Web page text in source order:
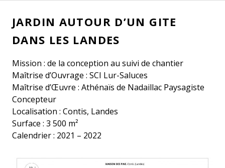
JARDIN AUTOUR D’UN GITE
DANS LES LANDES
Mission : de la conception au suivi de chantier
Maîtrise d’Ouvrage : SCI Lur-Saluces
Maîtrise d’Œuvre : Athénaïs de Nadaillac Paysagiste
Concepteur
Localisation : Contis, Landes
Surface : 3 500 m²
Calendrier : 2021 – 2022